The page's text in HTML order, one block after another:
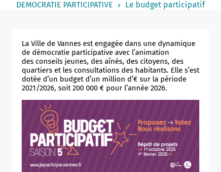
Notaire
Journaliste
DEMOCRATIE PARTICIPATIVE
Le budget participatif
La Ville de Vannes est engagée dans une dynamique
de démocratie participative avec l’animation
des conseils jeunes, des aînés, des citoyens, des
quartiers et les consultations des habitants. Elle s’est
dotée d’un budget d’un million d’€ sur la période
2021/2026, soit 200 000 € pour l’année 2026.